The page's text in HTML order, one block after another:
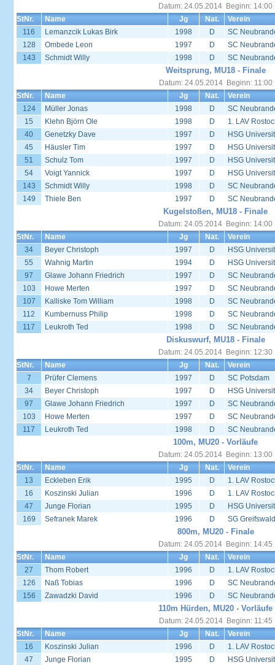
Datum: 24.05.2014 Beginn: 14:00
StNr.
Name Jg Nat.
Verein
116
Lemanzcik Lukas Birk 1998 D
SC
128
Ombede Leon 1997 D
SC
143
Schmidt Willy 1998 D SC
Weitsprung, MU18 - Finale
Datum: 24.05.2014 Beginn: 11:00
StNr.
Name Jg Nat.
Verein
124
Müller Jonas 1998 D
SC
15
Klehn Björn Ole 1998 D
1. LAV
40
Genetzky Dave 1997 D
HSG
45
Häusler Tim 1997 D
HSG
51
Schulz Tom 1997 D
HSG
54
Voigt Yannick 1997 D
HSG
143
Schmidt Willy 1998 D
SC
149
Thiele Ben 1997 D SC
Kugelstoßen, MU18 - Finale
Datum: 24.05.2014 Beginn: 14:00
StNr.
Name Jg Nat.
Verein
34
Beyer Christoph 1997 D
HSG
55
Wahnig Martin 1994 D
HSG
97
Glawe Johann Friedrich 1997 D
SC
103
Howe Merten 1997 D
SC
107
Kalliske Tom William 1998 D
SC
112
Kumbernuss Philip 1998 D
SC
117
Leukroth Ted 1998 D SC
Diskuswurf, MU18 - Finale
Datum: 24.05.2014 Beginn: 12:30
StNr.
Name Jg Nat.
Verein
7
Prüfer Clemens 1997 D
SC Potsdam
34
Beyer Christoph 1997 D
HSG
97
Glawe Johann Friedrich 1997 D
SC
103
Howe Merten 1997 D
SC
117
Leukroth Ted 1998 D SC
100m, MU20 - Vorläufe
Datum: 24.05.2014 Beginn: 13:00
StNr.
Name Jg Nat.
Verein
13
Eckleben Erik 1995 D
1. LAV
16
Koszinski Julian 1996 D
1. LAV
47
Junge Florian 1995 D
HSG
169
Sefranek Marek 1996 D SG Greifswald
800m, MU20 - Finale
Datum: 24.05.2014 Beginn: 14:45
StNr.
Name Jg Nat.
Verein
27
Thom Robert 1996 D
1. LAV
126
Naß Tobias 1996 D
SC
156
Zawadzki David 1996 D SC
110m Hürden, MU20 - Vorläufe
Datum: 24.05.2014 Beginn: 11:45
StNr.
Name Jg Nat.
Verein
16
Koszinski Julian 1996 D
1. LAV
47
Junge Florian 1995 D HSG